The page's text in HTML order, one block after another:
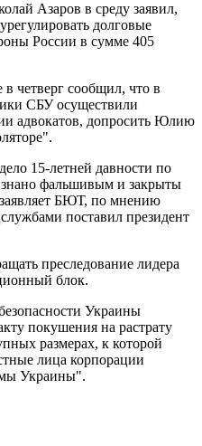
Азаров в среду заявил,
долговые
России в сумме 405
четверг сообщил, что в
СБУ осуществили
адвокатов, допросить Юлию
15-летней давности по
фальшивым и закрыты
БЮТ, по мнению
поставил президент
преследование лидера
блок.
Украины
покушения на растрату
размерах, к которой
лица корпорации
Украины".